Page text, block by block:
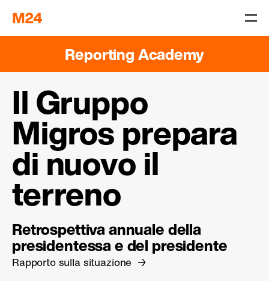
Reporting Academy
Il Gruppo
Migros prepara
di nuovo il
terreno
Retrospettiva annuale della
presidentessa e del presidente
Rapporto sulla situazione